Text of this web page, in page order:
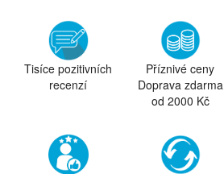
Tisíce pozitivních
recenzí
Příznivé ceny
Doprava zdarma
od 2000 Kč